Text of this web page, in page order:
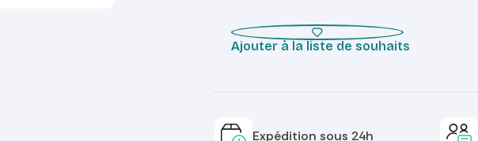
Ajouter à la liste de souhaits
Expédition sous 24h